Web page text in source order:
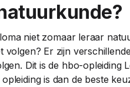
niet zomaar leraar
Er zijn
Dit is de hbo-opleiding
is dan de beste